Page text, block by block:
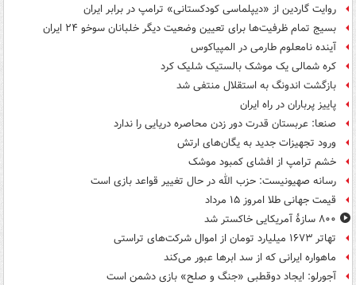
روایت گاردین از «دیپلماسی کودکستانی» ترامپ در برابر ایران
بسیج تمام ظرفیت‌ها برای تعیین وضعیت دیگر خلبانان سوخو ۲۴ ایران
آینده نامعلوم طارمی در المپیاکوس
کره شمالی یک موشک بالستیک شلیک کرد
بازگشت اندونگ به استقلال منتفی شد
پاییز پرباران در راه ایران
صنعا: عربستان قدرت دور زدن محاصره دریایی را ندارد
ورود تجهیزات جدید به یگان‌های ارتش
خشم ترامپ از افشای کمبود موشک
رسانه صهیونیست: حزب الله در حال تغییر قواعد بازی است
قیمت جهانی طلا امروز ۱۵ مرداد
۸۰۰ سازۀ آمریکایی خاکستر شد
تهاتر ۱۶۷۳ میلیارد تومان از اموال شرکت‌های تراستی
ماهواره ایرانی که از سد ابرها عبور می‌کند
آجورلو: ایجاد دوقطبی «جنگ و صلح‌» بازی دشمن است